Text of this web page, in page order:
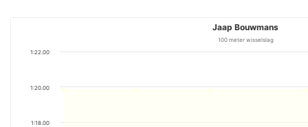
Jaap Bouwmans
100 meter wisselslag
1:18.00
1:20.00
1:22.00